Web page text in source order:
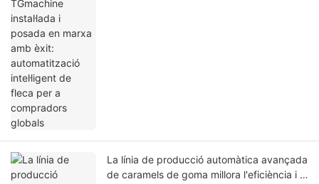
La línia de producció automàtica avançada
de caramels de goma millora l'eficiència i la